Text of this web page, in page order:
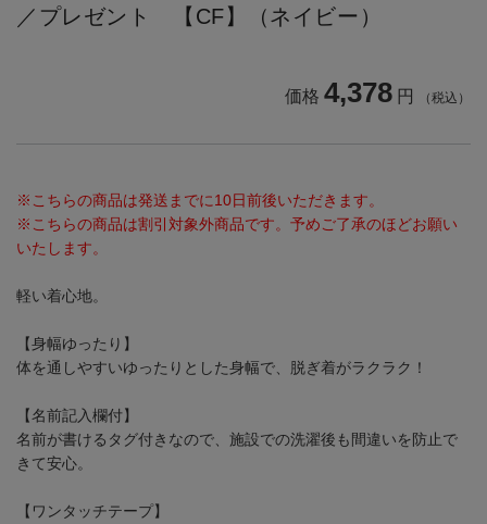
／プレゼント 【CF】（ネイビー）
価格 4,378 円 （税込）
※こちらの商品は発送までに10日前後いただきます。
※こちらの商品は割引対象外商品です。予めご了承のほどお願い
いたします。
軽い着心地。
【身幅ゆったり】
体を通しやすいゆったりとした身幅で、脱ぎ着がラクラク！
【名前記入欄付】
名前が書けるタグ付きなので、施設での洗濯後も間違いを防止で
きて安心。
【ワンタッチテープ】